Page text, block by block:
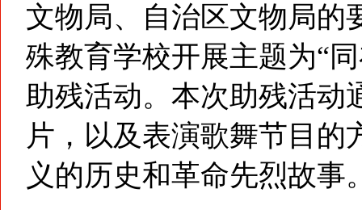
文物局、自治区文物局的
殊教育学校开展主题为“
助残活动。本次助残活动
片，以及表演歌舞节目的
义的历史和革命先烈故事